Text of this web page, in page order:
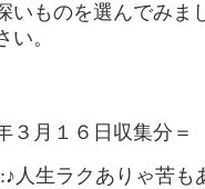
いものを選んでみま
い。
３月１６日収集分＝
人生ラクありゃ苦